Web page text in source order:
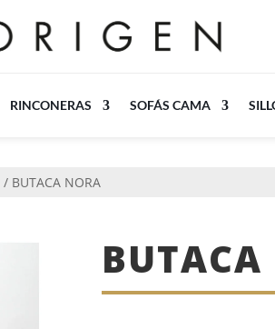
RINCONERAS SOFÁS CAMA
/ BUTACA NORA